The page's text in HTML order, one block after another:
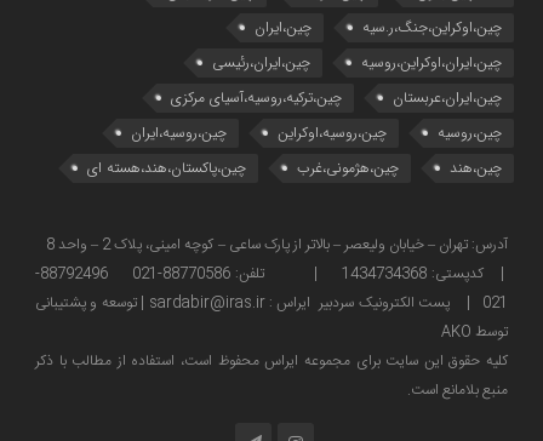
چین،اوکراین،جنگ،ر.سیه
چین،ایران
چین،ایران،اوکراین،روسیه
چین،ایران،رئیسی
چین،ایران،عربستان
چین،ترکیه،روسیه،آسیای مرکزی
چین،روسیه
چین،روسیه،اوکراین
چین،روسیه،ایران
چین،هند
چین،هژمونی،غرب چین،پاکستان،هند،هسته ای
| کدپستی: 1434734368 | تلفن: 88770586-021 88792496-
021 | پست الکترونیک سردبیر ایراس : sardabir@iras.ir |
توسعه و پشتیبانی
توسط AKO
كليه حقوق این سایت برای مجموعه ایراس محفوظ است، استفاده از مطالب با ذكر
منبع بلامانع است.